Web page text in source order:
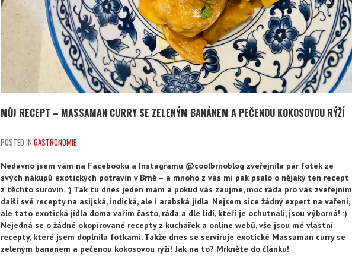
MŮJ RECEPT – MASSAMAN CURRY SE ZELENÝM BANÁNEM A PEČENOU KOKOSOVOU RÝŽÍ
POSTED IN GASTRONOMIE
Nedávno jsem vám na Facebooku a Instagramu @coolbrnoblog zveřejnila pár fotek ze
svých nákupů exotických potravin v Brně – a mnoho z vás mi pak psalo o nějaký ten recept
z těchto surovin. :) Tak tu dnes jeden mám a pokud vás zaujme, moc ráda pro vás zveřejním
další své recepty na asijská, indická, ale i arabská jídla. Nejsem sice žádný expert na vaření,
ale tato exotická jídla doma vařím často, ráda a dle lidí, kteří je ochutnali, jsou výborná! :)
Nejedná se o žádné okopírované recepty z kuchařek a online webů, vše jsou mé vlastní
recepty, které jsem doplnila fotkami. Takže dnes se servíruje exotické Massaman curry se
zeleným banánem a pečenou kokosovou rýží! Jak na to? Mrkněte do článku!